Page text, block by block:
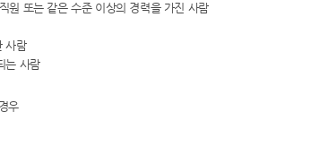
원 또는 같은 수준 이상의 경력을 가진 사람
사람
는 사람
우